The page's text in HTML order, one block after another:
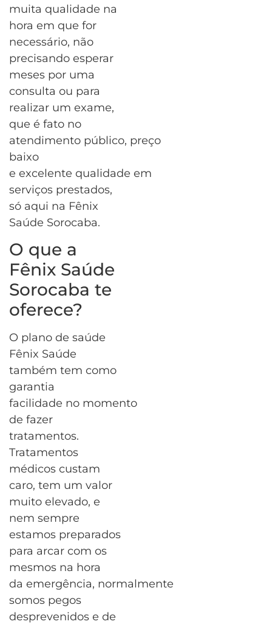
muita qualidade na
hora em que for
necessário, não
precisando esperar
meses por uma
consulta ou para
realizar um exame,
que é fato no
atendimento público, preço
baixo
e excelente qualidade em
serviços prestados,
só aqui na Fênix
Saúde Sorocaba.
O que a
Fênix Saúde
Sorocaba te
oferece?
O plano de saúde
Fênix Saúde
também tem como
garantia
facilidade no momento
de fazer
tratamentos.
Tratamentos
médicos custam
caro, tem um valor
muito elevado, e
nem sempre
estamos preparados
para arcar com os
mesmos na hora
da emergência, normalmente
somos pegos
desprevenidos e de